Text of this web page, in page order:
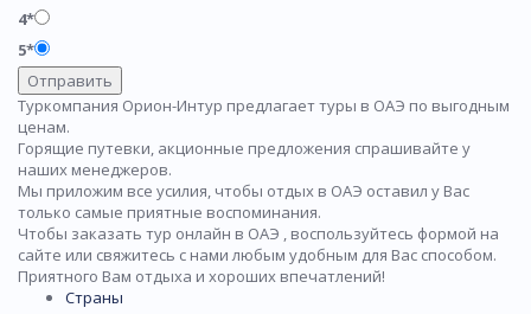
4*
5*
Отправить
Туркомпания Орион-Интур предлагает туры в ОАЭ по выгодным
ценам.
Горящие путевки, акционные предложения спрашивайте у
наших менеджеров.
Мы приложим все усилия, чтобы отдых в ОАЭ оставил у Вас
только самые приятные воспоминания.
Чтобы заказать тур онлайн в ОАЭ , воспользуйтесь формой на
сайте или свяжитесь с нами любым удобным для Вас способом.
Приятного Вам отдыха и хороших впечатлений!
Страны